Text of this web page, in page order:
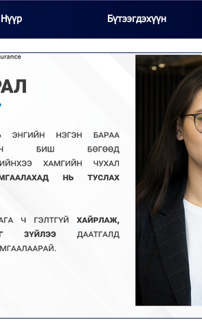
Нүүр Бүтээгдэхүүн